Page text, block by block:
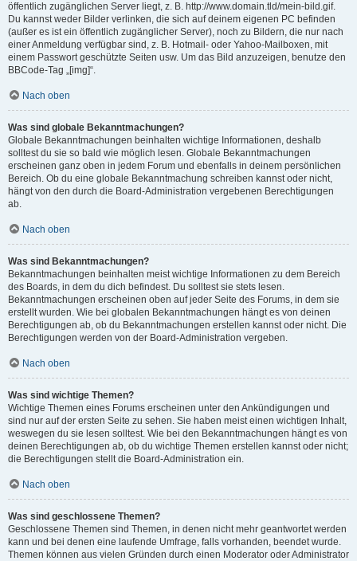
öffentlich zugänglichen Server liegt, z. B. http://www.domain.tld/mein-bild.gif.
Du kannst weder Bilder verlinken, die sich auf deinem eigenen PC befinden
(außer es ist ein öffentlich zugänglicher Server), noch zu Bildern, die nur nach
einer Anmeldung verfügbar sind, z. B. Hotmail- oder Yahoo-Mailboxen, mit
einem Passwort geschützte Seiten usw. Um das Bild anzuzeigen, benutze den
BBCode-Tag „[img]“.
Nach oben
Was sind globale Bekanntmachungen?
Globale Bekanntmachungen beinhalten wichtige Informationen, deshalb
solltest du sie so bald wie möglich lesen. Globale Bekanntmachungen
erscheinen ganz oben in jedem Forum und ebenfalls in deinem persönlichen
Bereich. Ob du eine globale Bekanntmachung schreiben kannst oder nicht,
hängt von den durch die Board-Administration vergebenen Berechtigungen
ab.
Nach oben
Was sind Bekanntmachungen?
Bekanntmachungen beinhalten meist wichtige Informationen zu dem Bereich
des Boards, in dem du dich befindest. Du solltest sie stets lesen.
Bekanntmachungen erscheinen oben auf jeder Seite des Forums, in dem sie
erstellt wurden. Wie bei globalen Bekanntmachungen hängt es von deinen
Berechtigungen ab, ob du Bekanntmachungen erstellen kannst oder nicht. Die
Berechtigungen werden von der Board-Administration vergeben.
Nach oben
Was sind wichtige Themen?
Wichtige Themen eines Forums erscheinen unter den Ankündigungen und
sind nur auf der ersten Seite zu sehen. Sie haben meist einen wichtigen Inhalt,
weswegen du sie lesen solltest. Wie bei den Bekanntmachungen hängt es von
deinen Berechtigungen ab, ob du wichtige Themen erstellen kannst oder nicht;
die Berechtigungen stellt die Board-Administration ein.
Nach oben
Was sind geschlossene Themen?
Geschlossene Themen sind Themen, in denen nicht mehr geantwortet werden
kann und bei denen eine laufende Umfrage, falls vorhanden, beendet wurde.
Themen können aus vielen Gründen durch einen Moderator oder Administrator